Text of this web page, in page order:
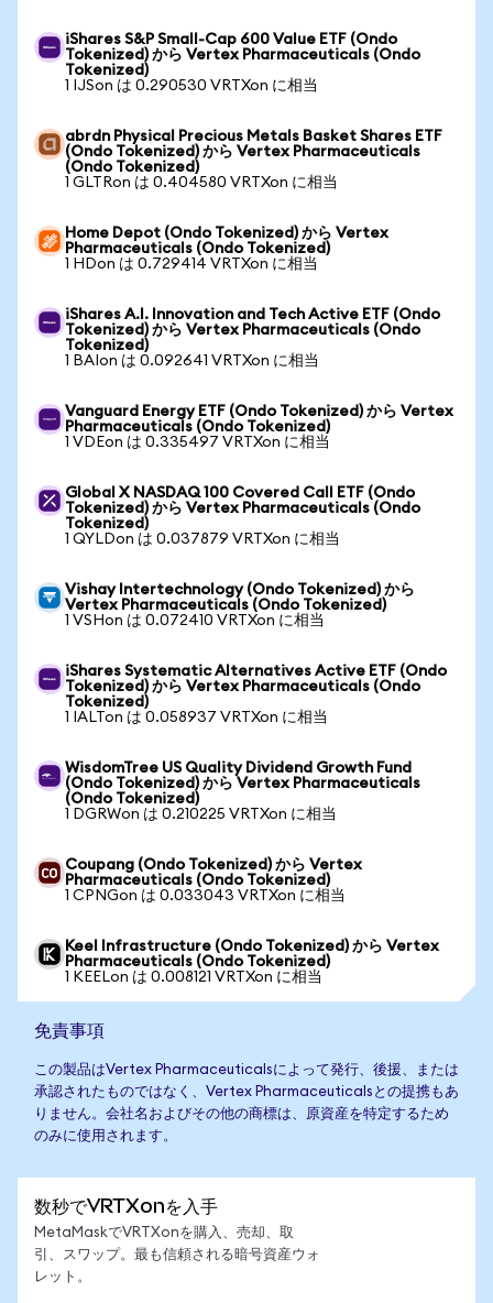
iShares S&P Small-Cap 600 Value ETF (Ondo
Tokenized) から Vertex Pharmaceuticals (Ondo
Tokenized)
1 IJSon は 0.290530 VRTXon に相当
abrdn Physical Precious Metals Basket Shares ETF
(Ondo Tokenized) から Vertex Pharmaceuticals
(Ondo Tokenized)
1 GLTRon は 0.404580 VRTXon に相当
Home Depot (Ondo Tokenized) から Vertex
Pharmaceuticals (Ondo Tokenized)
1 HDon は 0.729414 VRTXon に相当
iShares A.I. Innovation and Tech Active ETF (Ondo
Tokenized) から Vertex Pharmaceuticals (Ondo
Tokenized)
1 BAIon は 0.092641 VRTXon に相当
Vanguard Energy ETF (Ondo Tokenized) から Vertex
Pharmaceuticals (Ondo Tokenized)
1 VDEon は 0.335497 VRTXon に相当
Global X NASDAQ 100 Covered Call ETF (Ondo
Tokenized) から Vertex Pharmaceuticals (Ondo
Tokenized)
1 QYLDon は 0.037879 VRTXon に相当
Vishay Intertechnology (Ondo Tokenized) から
Vertex Pharmaceuticals (Ondo Tokenized)
1 VSHon は 0.072410 VRTXon に相当
iShares Systematic Alternatives Active ETF (Ondo
Tokenized) から Vertex Pharmaceuticals (Ondo
Tokenized)
1 IALTon は 0.058937 VRTXon に相当
WisdomTree US Quality Dividend Growth Fund
(Ondo Tokenized) から Vertex Pharmaceuticals
(Ondo Tokenized)
1 DGRWon は 0.210225 VRTXon に相当
Coupang (Ondo Tokenized) から Vertex
Pharmaceuticals (Ondo Tokenized)
1 CPNGon は 0.033043 VRTXon に相当
Keel Infrastructure (Ondo Tokenized) から Vertex
Pharmaceuticals (Ondo Tokenized)
1 KEELon は 0.008121 VRTXon に相当
免責事項
この製品はVertex Pharmaceuticalsによって発行、後援、または
承認されたものではなく、Vertex Pharmaceuticalsとの提携もあ
りません。会社名およびその他の商標は、原資産を特定するため
のみに使用されます。
数秒でVRTXonを入手
MetaMaskでVRTXonを購入、売却、取
引、スワップ。最も信頼される暗号資産ウォ
レット。